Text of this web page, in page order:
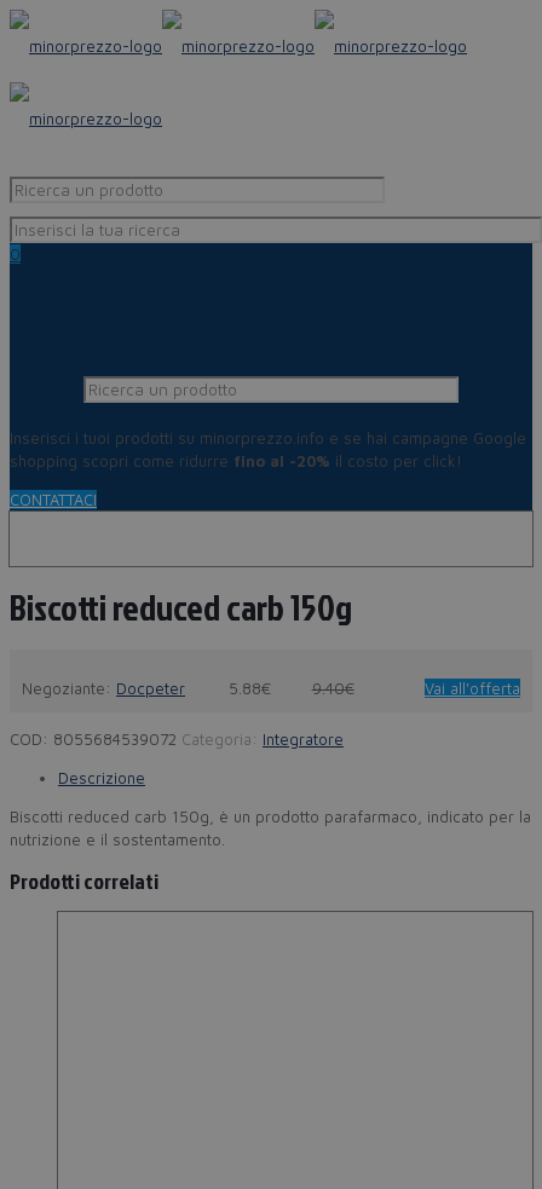
0
Inserisci i tuoi prodotti su minorprezzo.info e se hai campagne Google
shopping scopri come ridurre fino al -20% il costo per click!
CONTATTACI
Biscotti reduced carb 150g
Negoziante: Docpeter 9.40€
5.88€ Vai all'offerta
COD: 8055684539072 Categoria: Integratore
Descrizione
Biscotti reduced carb 150g, è un prodotto parafarmaco, indicato per la
nutrizione e il sostentamento.
Prodotti correlati